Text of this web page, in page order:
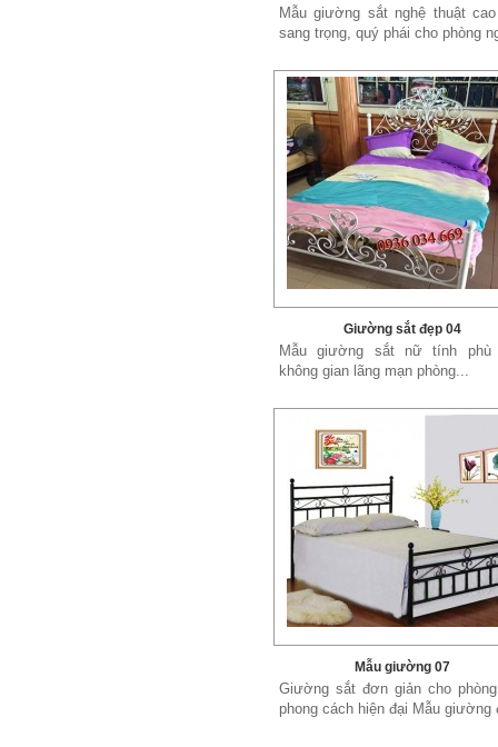
Mẫu giường sắt nghệ thuật
sang trọng, quý phái cho phòng
Giường sắt đẹp 04
Mẫu giường sắt nữ tính phù
không gian lãng mạn phòng...
Mẫu giường 07
Giường sắt đơn giản cho
phong cách hiện đại Mẫu giường